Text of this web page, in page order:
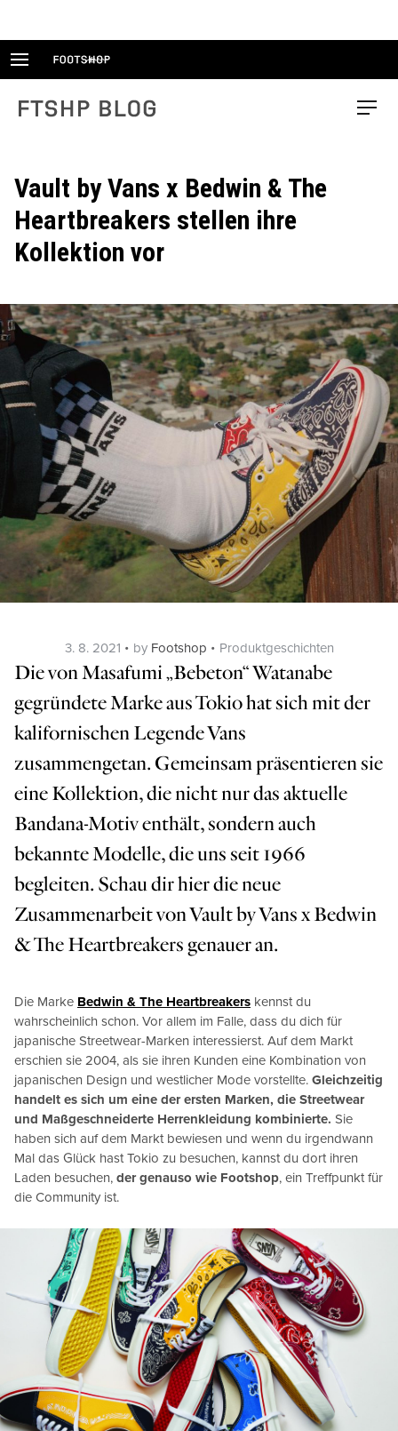
FTSHP blog Menu
Vault by Vans x Bedwin & The
Heartbreakers stellen ihre
Kollektion vor
Posted
on
3. 8. 2021 by Footshop Categories
Produktgeschichten
Die von Masafumi „Bebeton“ Watanabe
gegründete Marke aus Tokio hat sich mit der
kalifornischen Legende Vans
zusammengetan. Gemeinsam präsentieren sie
eine Kollektion, die nicht nur das aktuelle
Bandana-Motiv enthält, sondern auch
bekannte Modelle, die uns seit 1966
begleiten. Schau dir hier die neue
Zusammenarbeit von Vault by Vans x Bedwin
& The Heartbreakers genauer an.
Die Marke Bedwin & The Heartbreakers kennst du
wahrscheinlich schon. Vor allem im Falle, dass du dich für
japanische Streetwear-Marken interessierst. Auf dem Markt
erschien sie 2004, als sie ihren Kunden eine Kombination von
japanischen Design und westlicher Mode vorstellte. Gleichzeitig
handelt es sich um eine der ersten Marken, die Streetwear
und Maßgeschneiderte Herrenkleidung kombinierte. Sie
haben sich auf dem Markt bewiesen und wenn du irgendwann
Mal das Glück hast Tokio zu besuchen, kannst du dort ihren
Laden besuchen, der genauso wie Footshop, ein Treffpunkt für
die Community ist.